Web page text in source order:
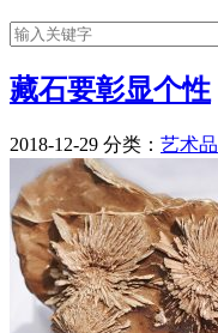
藏石要彰显个性
2018-12-29 分类： 艺术品